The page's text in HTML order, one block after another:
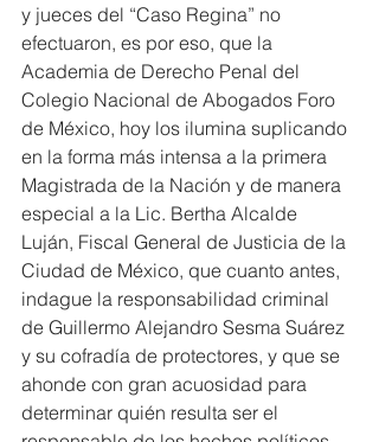
y jueces del “Caso Regina” no
efectuaron, es por eso, que la
Academia de Derecho Penal del
Colegio Nacional de Abogados Foro
de México, hoy los ilumina suplicando
en la forma más intensa a la primera
Magistrada de la Nación y de manera
especial a la Lic. Bertha Alcalde
Luján, Fiscal General de Justicia de la
Ciudad de México, que cuanto antes,
indague la responsabilidad criminal
de Guillermo Alejandro Sesma Suárez
y su cofradía de protectores, y que se
ahonde con gran acuosidad para
determinar quién resulta ser el